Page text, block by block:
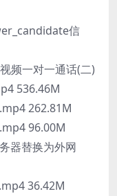
信
频一对一通话(二)
536.46M
262.81M
96.00M
器替换为外网
36.42M